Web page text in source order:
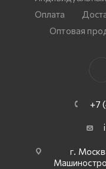
Оплата
Оптовая
+7
г.